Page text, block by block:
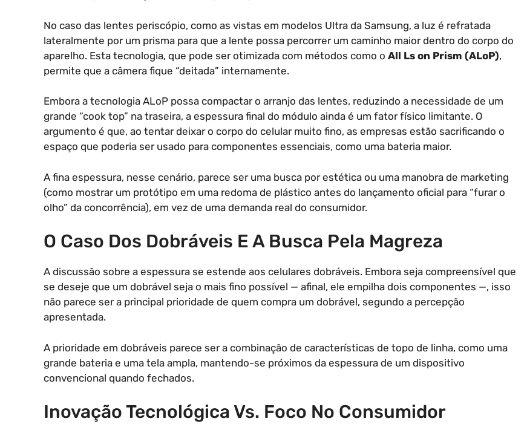
No caso das lentes periscópio, como as vistas em modelos Ultra da Samsung, a luz é refratada
lateralmente por um prisma para que a lente possa percorrer um caminho maior dentro do corpo do
aparelho. Esta tecnologia, que pode ser otimizada com métodos como o All Ls on Prism (ALoP),
permite que a câmera fique “deitada” internamente.
Embora a tecnologia ALoP possa compactar o arranjo das lentes, reduzindo a necessidade de um
grande “cook top” na traseira, a espessura final do módulo ainda é um fator físico limitante. O
argumento é que, ao tentar deixar o corpo do celular muito fino, as empresas estão sacrificando o
espaço que poderia ser usado para componentes essenciais, como uma bateria maior.
A fina espessura, nesse cenário, parece ser uma busca por estética ou uma manobra de marketing
(como mostrar um protótipo em uma redoma de plástico antes do lançamento oficial para “furar o
olho” da concorrência), em vez de uma demanda real do consumidor.
O Caso Dos Dobráveis E A Busca Pela Magreza
A discussão sobre a espessura se estende aos celulares dobráveis. Embora seja compreensível que
se deseje que um dobrável seja o mais fino possível — afinal, ele empilha dois componentes —, isso
não parece ser a principal prioridade de quem compra um dobrável, segundo a percepção
apresentada.
A prioridade em dobráveis parece ser a combinação de características de topo de linha, como uma
grande bateria e uma tela ampla, mantendo-se próximos da espessura de um dispositivo
convencional quando fechados.
Inovação Tecnológica Vs. Foco No Consumidor